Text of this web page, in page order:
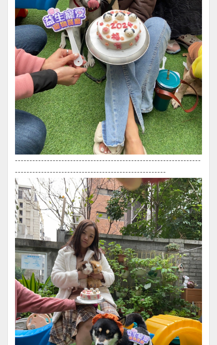
----------------------------------------------------------------
----------------------------------------------------